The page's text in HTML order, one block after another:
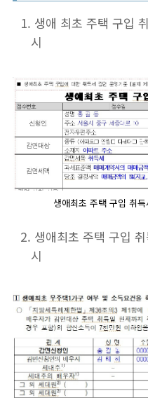
생애 최초 주택 구입
시
생애최초 주택 구입 취
생애최초 주택 구입
시